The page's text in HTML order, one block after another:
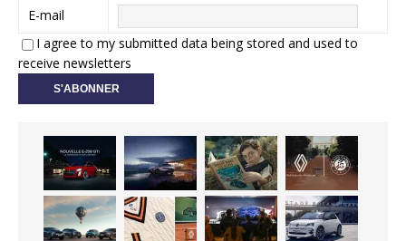
E-mail
I agree to my submitted data being stored and used to
receive newsletters